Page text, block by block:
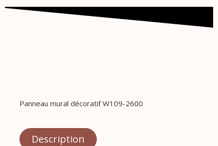
Panneau mural décoratif W109-2600
Description